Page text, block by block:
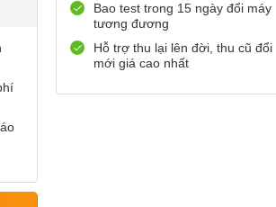
Còn hàng
Đặt giữ hàng
Số 72 Trần Thành Ngọ,TP Hải
Phòng
Bao test trong 15 ngày đổi máy
tương đương
Hỗ trợ thu lại lên đời, thu cũ đổi
mới giá cao nhất